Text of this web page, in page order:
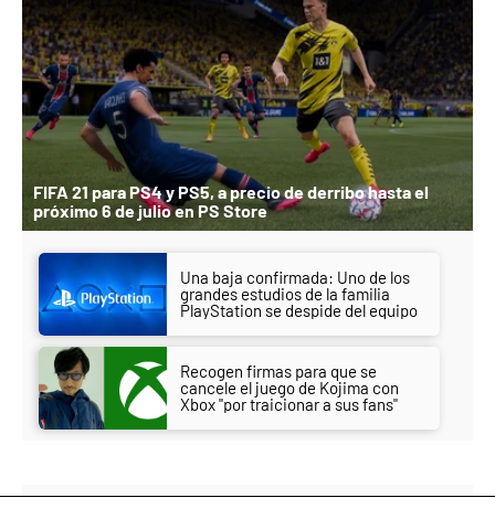
FIFA 21 para PS4 y PS5, a precio de derribo hasta el
próximo 6 de julio en PS Store
Una baja confirmada: Uno de los
grandes estudios de la familia
PlayStation se despide del equipo
Recogen firmas para que se
cancele el juego de Kojima con
Xbox "por traicionar a sus fans"